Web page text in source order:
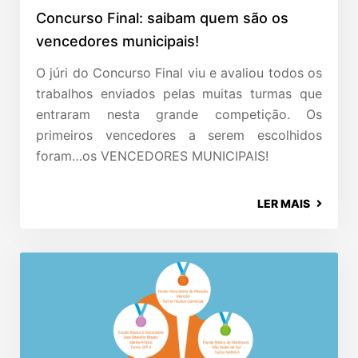
Concurso Final: saibam quem são os
vencedores municipais!
O júri do Concurso Final viu e avaliou todos os
trabalhos enviados pelas muitas turmas que
entraram nesta grande competição. Os
primeiros vencedores a serem escolhidos
foram…os VENCEDORES MUNICIPAIS!
LER MAIS